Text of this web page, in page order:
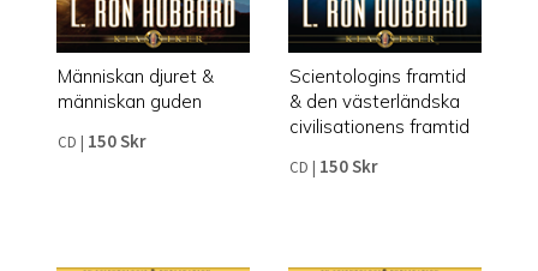
Människan djuret &
människan guden
CD | 150 Skr
Scientologins framtid
& den västerländska
civilisationens framtid
CD | 150 Skr